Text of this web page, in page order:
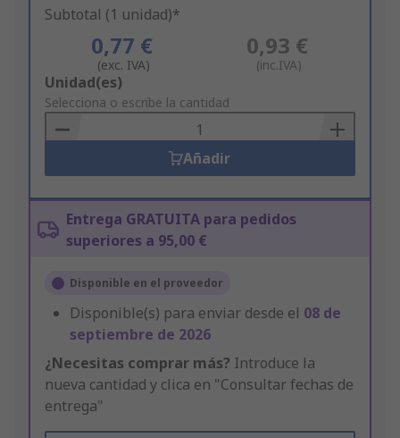
Subtotal (1 unidad)*
0,77 €
(exc. IVA)
0,93 €
(inc.IVA)
Add
to
Basket
Unidad(es)
Selecciona o escribe la cantidad
Añadir
Entrega GRATUITA para pedidos
superiores a 95,00 €
Disponible en el proveedor
Disponible(s) para enviar desde el 08 de
septiembre de 2026
¿Necesitas comprar más? Introduce la
nueva cantidad y clica en "Consultar fechas de
entrega"